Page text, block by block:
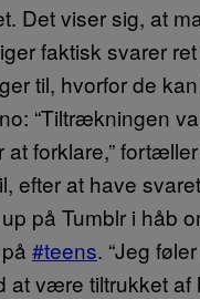
Det viser sig, at
faktisk svarer
til, hvorfor de
“Tiltrækningen
forklare,”
efter at have
på Tumblr i håb
#teens. “Jeg
at være tiltrukket af